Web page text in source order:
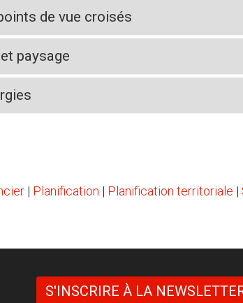
de vue croisés
paysage
| Planification | Planification territoriale |
S'INSCRIRE À LA